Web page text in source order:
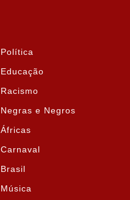
Política
Educação
Racismo
Negras e Negros
Áfricas
Carnaval
Brasil
Música